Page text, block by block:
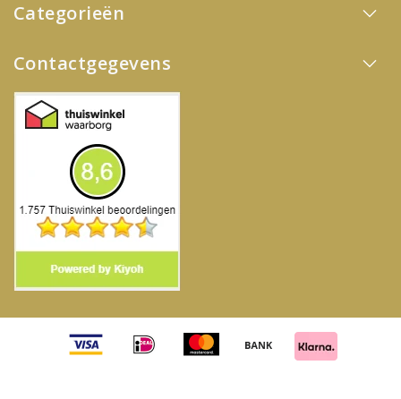
Categorieën
Contactgegevens